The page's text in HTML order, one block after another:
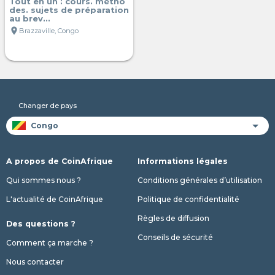
des. sujets de préparation
au brev...
location_on Brazzaville, Congo
Changer de pays
A propos de CoinAfrique
Qui sommes nous ?
L'actualité de CoinAfrique
Des questions ?
Comment ça marche ?
Nous contacter
Informations légales
Conditions générales d’utilisation
Politique de confidentialité
Règles de diffusion
Conseils de sécurité